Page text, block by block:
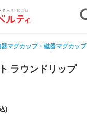
マグカップ・磁器マグカップ
ラウンドリップ
)